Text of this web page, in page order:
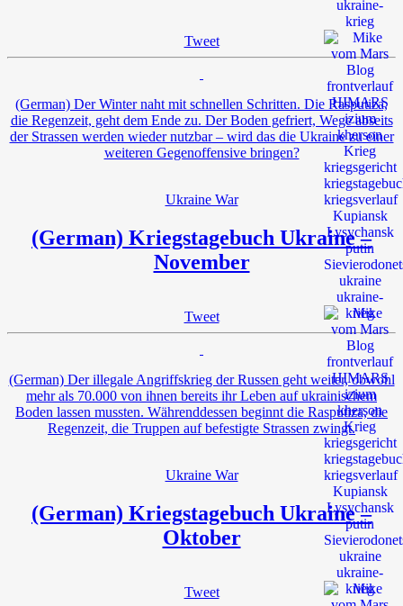
Tweet
(German) Der Winter naht mit schnellen Schritten. Die Rasputiza,
die Regenzeit, geht dem Ende zu. Der Boden gefriert, Wege abseits
der Strassen werden wieder nutzbar – wird das die Ukraine zu einer
weiteren Gegenoffensive bringen?
Ukraine War
(German) Kriegstagebuch Ukraine –
November
Tweet
(German) Der illegale Angriffskrieg der Russen geht weiter, obwohl
mehr als 70.000 von ihnen bereits ihr Leben auf ukrainischem
Boden lassen mussten. Währenddessen beginnt die Rasputiza, die
Regenzeit, die Truppen auf befestigte Strassen zwingt.
Ukraine War
(German) Kriegstagebuch Ukraine –
Oktober
Tweet